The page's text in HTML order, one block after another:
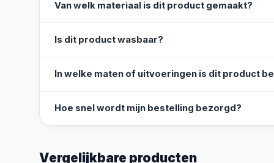
Van welk materiaal is dit product gemaakt?
Is dit product wasbaar?
In welke maten of uitvoeringen is dit product
Hoe snel wordt mijn bestelling bezorgd?
Vergelijkbare producten